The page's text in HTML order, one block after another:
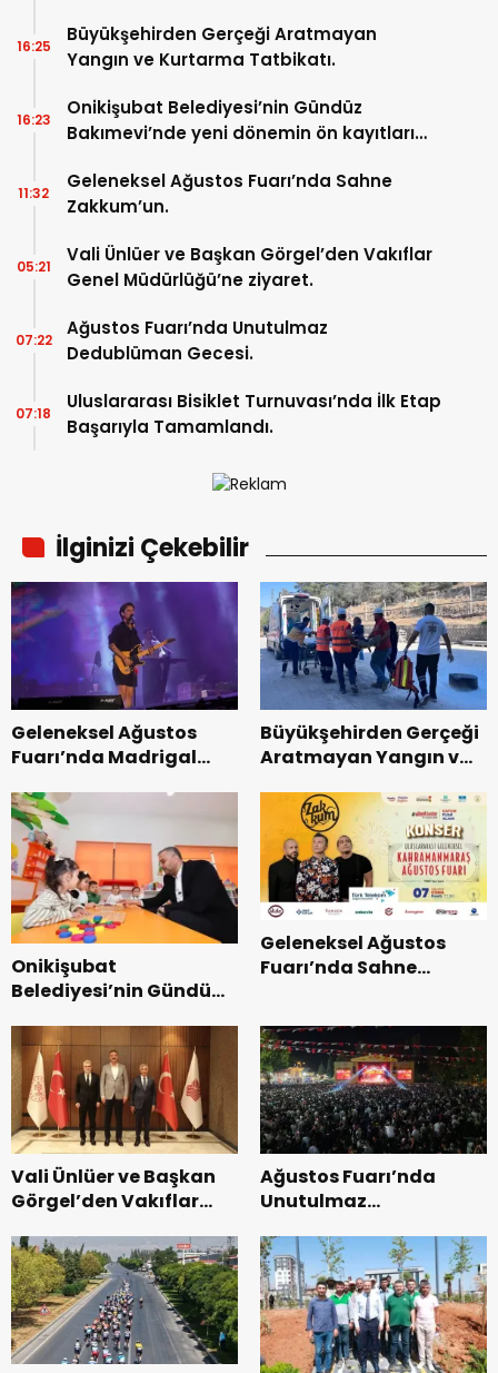
Büyükşehirden Gerçeği Aratmayan
Yangın ve Kurtarma Tatbikatı.
16:25
Onikişubat Belediyesi’nin Gündüz
Bakımevi’nde yeni dönemin ön kayıtları
16:23
Geleneksel Ağustos Fuarı’nda Sahne
Zakkum’un.
11:32
Vali Ünlüer ve Başkan Görgel’den Vakıflar
Genel Müdürlüğü’ne ziyaret.
05:21
Ağustos Fuarı’nda Unutulmaz
Dedublüman Gecesi.
07:22
Uluslararası Bisiklet Turnuvası’nda İlk Etap
Başarıyla Tamamlandı.
07:18
İlginizi Çekebilir
Geleneksel Ağustos
Fuarı’nda Madrigal
Büyükşehirden Gerçeği
Aratmayan Yangın ve
Onikişubat
Belediyesi’nin Gündüz
dönemin ön kayıtları
başladı.
Geleneksel Ağustos
Fuarı’nda Sahne
Vali Ünlüer ve Başkan
Görgel’den Vakıflar
ziyaret.
Ağustos Fuarı’nda
Unutulmaz